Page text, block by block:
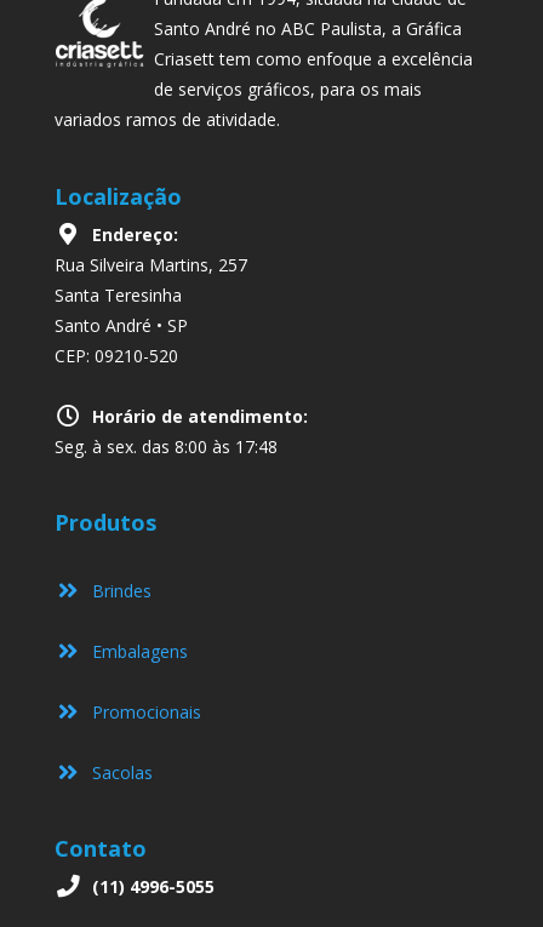
Santo André no ABC Paulista, a Gráfica
Criasett tem como enfoque a excelência
de serviços gráficos, para os mais
variados ramos de atividade.
Localização
Endereço:
Rua Silveira Martins, 257
Santa Teresinha
Santo André • SP
CEP: 09210-520
Horário de atendimento:
Seg. à sex. das 8:00 às 17:48
Produtos
Brindes
Embalagens
Promocionais
Sacolas
Contato
(11) 4996-5055